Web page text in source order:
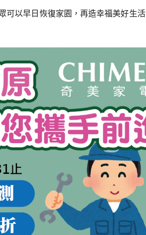
可以早日恢復家園，再造幸福美好生